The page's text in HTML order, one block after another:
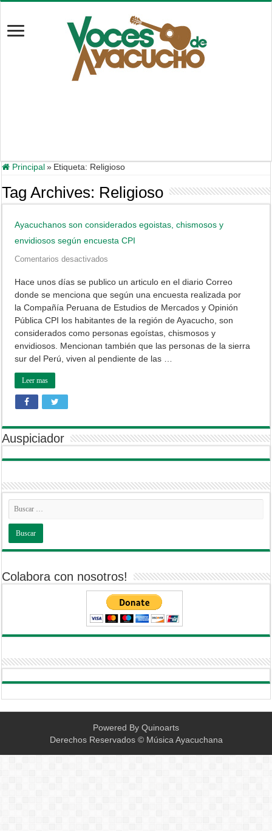
Principal » Etiqueta: Religioso
Tag Archives: Religioso
Ayacuchanos son considerados egoistas, chismosos y
envidiosos según encuesta CPI
Comentarios desactivados
considerados
egoistas,
chismosos
y
envidiosos
según
encuesta
CPI
Hace unos días se publico un articulo en el diario Correo
donde se menciona que según una encuesta realizada por
la Compañía Peruana de Estudios de Mercados y Opinión
Pública CPI los habitantes de la región de Ayacucho, son
considerados como personas egoístas, chismosos y
envidiosos. Mencionan también que las personas de la sierra
sur del Perú, viven al pendiente de las …
Leer mas
Auspiciador
Colabora con nosotros!
Powered By Quinoarts
Derechos Reservados © Música Ayacuchana